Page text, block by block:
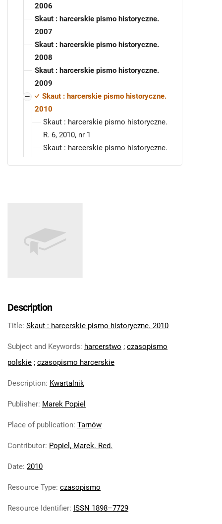
2006
Skaut : harcerskie pismo historyczne.
2007
Skaut : harcerskie pismo historyczne.
2008
Skaut : harcerskie pismo historyczne.
2009
Skaut : harcerskie pismo historyczne.
2010
Skaut : harcerskie pismo historyczne.
R. 6, 2010, nr 1
Skaut : harcerskie pismo historyczne.
8, 2012
Skaut : harcerskie pismo historyczne. R.
Skaut : harcerskie pismo historyczne. R.
Skaut : harcerskie pismo historyczne. R.
2017
Skaut : harcerskie pismo historyczne. R.
Skaut : harcerskie pismo historyczne. R.
Skaut. 2020
Skaut. 2021
Skaut. 2023
Skaut. 2024
Skaut. 2026
Description
Title: Skaut : harcerskie pismo historyczne. 2010
Subject and Keywords: harcerstwo ; czasopismo
polskie ; czasopismo harcerskie
Description: Kwartalnik
Publisher: Marek Popiel
Place of publication: Tarnów
Contributor: Popiel, Marek. Red.
Date: 2010
Resource Type: czasopismo
Resource Identifier: ISSN 1898–7729